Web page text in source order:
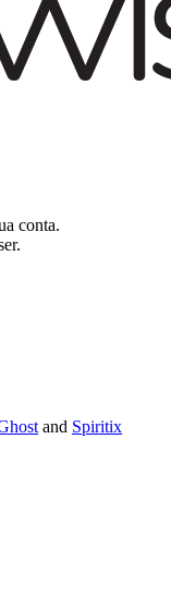
conta.
and Spiritix